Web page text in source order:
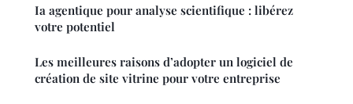
Ia agentique pour analyse scientifique : libérez
votre potentiel
Les meilleures raisons d’adopter un logiciel de
création de site vitrine pour votre entreprise